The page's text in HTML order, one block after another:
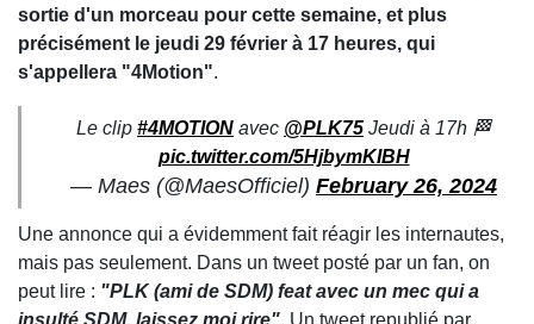
sortie d'un morceau pour cette semaine, et plus
précisément le jeudi 29 février à 17 heures, qui
s'appellera "4Motion".
Le clip #4MOTION avec @PLK75 Jeudi à 17h 🏁
pic.twitter.com/5HjbymKIBH
— Maes (@MaesOfficiel) February 26, 2024
Une annonce qui a évidemment fait réagir les internautes,
mais pas seulement. Dans un tweet posté par un fan, on
peut lire : "PLK (ami de SDM) feat avec un mec qui a